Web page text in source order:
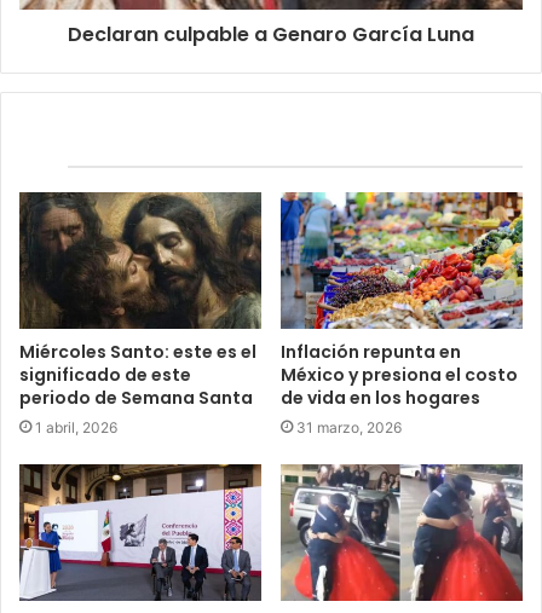
Declaran culpable a Genaro García Luna
Miércoles Santo: este es el
significado de este
periodo de Semana Santa
1 abril, 2026
Inflación repunta en
México y presiona el costo
de vida en los hogares
31 marzo, 2026